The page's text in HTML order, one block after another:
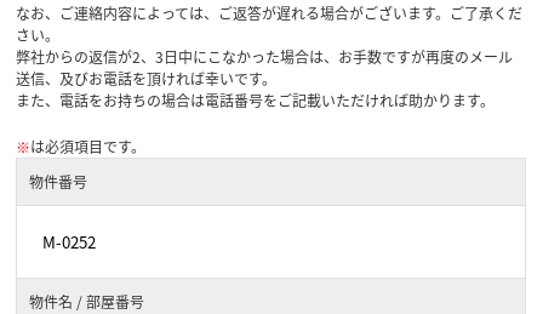
なお、ご連絡内容によっては、ご返答が遅れる場合がございます。ご了承くだ
さい。
弊社からの返信が2、3日中にこなかった場合は、お手数ですが再度のメール
送信、及びお電話を頂ければ幸いです。
また、電話をお持ちの場合は電話番号をご記載いただければ助かります。
※は必須項目です。
物件番号
物件名 / 部屋番号